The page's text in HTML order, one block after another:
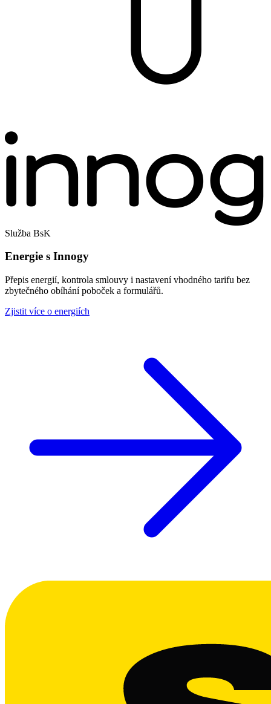
Služba BsK
Energie s Innogy
Přepis energií, kontrola smlouvy i nastavení vhodného tarifu bez
zbytečného obíhání poboček a formulářů.
Zjistit více o energiích